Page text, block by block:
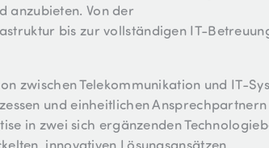
anzubieten. Von der
bis zur vollständigen IT-
zwischen Telekommunikation und IT-
und einheitlichen Ansprechpartnern
in zwei sich ergänzenden